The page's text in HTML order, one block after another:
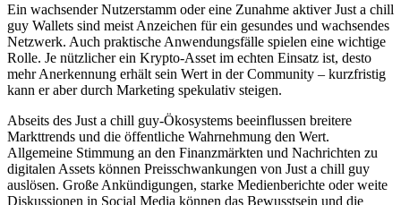
Ein wachsender Nutzerstamm oder eine Zunahme aktiver Just a chill
guy Wallets sind meist Anzeichen für ein gesundes und wachsendes
Netzwerk. Auch praktische Anwendungsfälle spielen eine wichtige
Rolle. Je nützlicher ein Krypto-Asset im echten Einsatz ist, desto
mehr Anerkennung erhält sein Wert in der Community – kurzfristig
kann er aber durch Marketing spekulativ steigen.
Abseits des Just a chill guy-Ökosystems beeinflussen breitere
Markttrends und die öffentliche Wahrnehmung den Wert.
Allgemeine Stimmung an den Finanzmärkten und Nachrichten zu
digitalen Assets können Preisschwankungen von Just a chill guy
auslösen. Große Ankündigungen, starke Medienberichte oder weite
Diskussionen in Social Media können das Bewusstsein und die